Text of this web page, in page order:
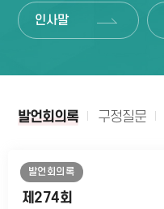
인사말
발언회의록
발언회의록
제274회
구정질문